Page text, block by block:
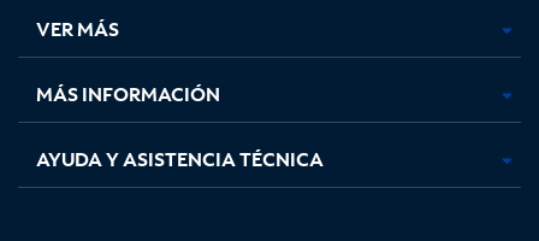
pestaña
nueva
pestaña
nueva
pestaña
nuevanueva
VER MÁS
MÁS INFORMACIÓN
AYUDA Y ASISTENCIA TÉCNICA